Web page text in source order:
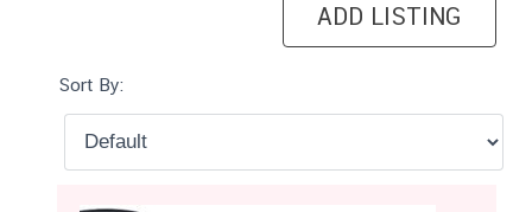
ADD LISTING
Sort By: